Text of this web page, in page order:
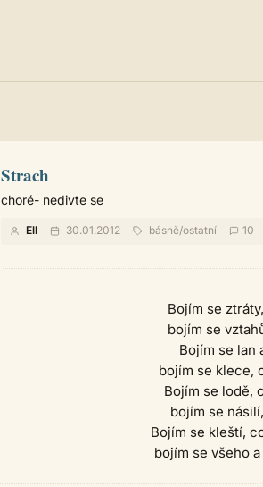
Strach
choré- nedivte se
Ell 30.01.2012 básně/ostatní 10
Bojím se
bojím se
Bojím se lan
bojím se klece,
Bojím se lodě,
bojím se
Bojím se kleští,
bojím se všeho